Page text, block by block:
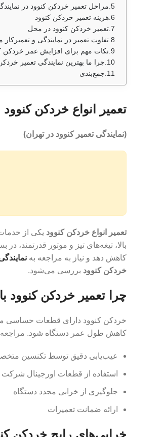
مراحل تعمیر خردکن کنوود در
هزینه تعمیر خردکن کنوود
تعمیر خردکن کنوود در محل
تفاوت تعمیر در نمایندگی و تعمیرکار
نکات مهم برای افزایش عمر خردکن
چرا ما بهترین نمایندگی تعمیر
جمع‌بندی
تعمیر انواع خردکن کنوود
(نمایندگی تعمیر کنوود در تهران)
تعمیر انواع خردکن کنوود
بالا، تیغه‌های تیز و موتور قدرتمند،
کاهش دهد و نیاز به مراجعه به
خردکن کنوود بررسی می‌شود.
چرا تعمیر خردکن کنوود
خردکن کنوود دارای قطعات حساسی
کاهش طول عمر دستگاه شود. مراجعه
عیب‌یابی دقیق توسط تکنسین
استفاده از قطعات اورجینال شرکت
جلوگیری از خرابی مجدد دستگاه
ارائه ضمانت تعمیرات